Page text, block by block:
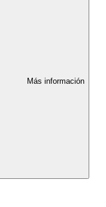
Más información